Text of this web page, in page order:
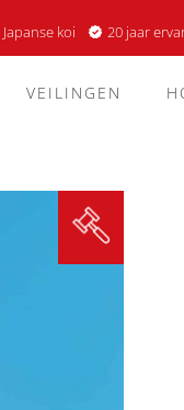
koi 20 jaar
VEILINGEN